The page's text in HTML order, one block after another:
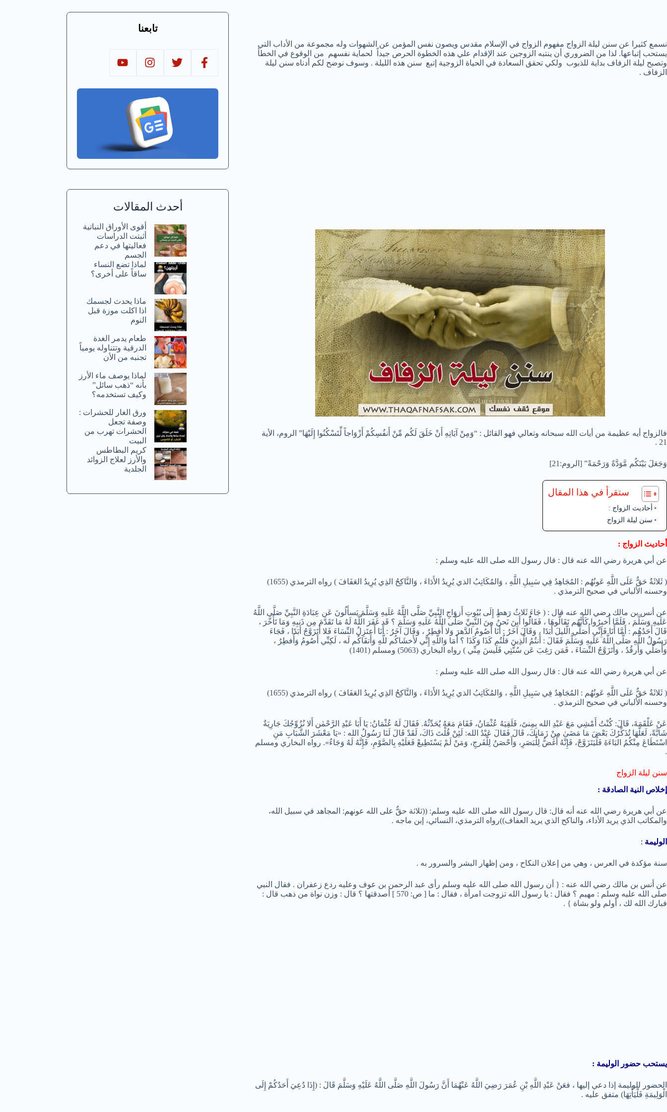
نسمع كثيرا عن سنن ليلة الزواج مفهوم الزواج في الإسلام مقدس ويصون نفس المؤمن عن الشهوات وله مجموعة من الأداب التي
يستحب إتباعها. لذا من الضروري أن ينتبه الزوجين عند الإقدام علي هذه الخطوة الحرص جيداً لحماية نفسهم من الوقوع في الخطأ
وتصبح ليلة الزفاف بداية للذبوب ولكي تحقق السعادة في الحياة الزوجية إتبع سنن هذه الليلة . وسوف نوضح لكم أدناه سنن ليلة
الزفاف .
فالزواج أيه عظيمة من أيات الله سبحانه وتعالي فهو القائل : “وَمِنْ آيَاتِهِ أَنْ خَلَقَ لَكُم مِّنْ أَنفُسِكُمْ أَزْوَاجاً لِّتَسْكُنُوا إِلَيْهَا” الروم، الأية
21 .
وَجَعَلَ بَيْنَكُم مَّوَدَّةً وَرَحْمَةً” [الروم:21]
ستقرأ في هذا المقال
أحاديث الزواج :
سنن ليلة الزواج
أحاديث الزواج :
عن أبي هريرة رضي الله عنه قال : قال رسول الله صلى الله عليه وسلم :
( ثَلاثَةٌ حَقٌّ عَلَى اللَّهِ عَونُهُم : المُجَاهِدُ فِي سَبِيلِ اللَّهِ ، وَالمُكَاتِبُ الذي يُرِيدُ الأَدَاءَ ، وَالنَّاكِحُ الذِي يُرِيدُ العَفَافَ ) رواه الترمذي (1655)
وحسنه الألباني في صحيح الترمذي .
عن أنس بن مالك رضي الله عنه قال : ( جَاءَ ثَلاثُ رَهطٍ إِلَى بُيُوتِ أَزوَاجِ النَّبِيِّ صَلَّى اللَّهُ عَلَيهِ وَسَلَّمَ يَسأَلُونَ عَن عِبَادَةِ النَّبِيِّ صَلَّى اللَّهُ
عَلَيهِ وَسَلَّمَ ، فَلَمَّا أُخبِرُوا كَأَنَّهُم تَقَالُّوهَا ، فَقَالًُوا أَينَ نَحنُ مِنَ النَّبِيِّ صَلَّى اللَّهُ عَلَيهِ وَسَلَّمَ ؟ قَد غَفَرَ اللَّهُ لَهُ مَا تَقَدَّمَ مِن ذَنبِهِ وَمَا تَأَخَّرَ ،
قَالَ أَحَدُهُم : أَمَّا أَنَا فَإِنِّي أُصَلِّي الَّليلَ أَبَدًا ، وَقَالَ آخَرُ : أَنَا أَصُومُ الدَّهرَ وَلا أُفطِرُ ، وَقَالَ آخَرُ : أَنَا أَعتَزِلُ النِّسَاءَ فَلا أَتَزَوَّجُ أَبَدًا ، فَجَاءَ
رَسُولُ اللَّهِ صَلَّى اللَّهُ عَلَيهِ وَسَلَّمَ فَقَالَ : أَنتُمُ الَّذِينَ قلُتُم كَذَا وَكَذَا ؟ أَمَا وَاللَّهِ إِنِّي لأَخشَاكُم للَّهِ وَأَتقَاكُم لَه ، لَكِنِّي أَصُومُ وَأُفطِرُ ،
وَأُصَلِّي وَأَرقُدُ ، وَأَتَزَوَّجُ النِّسَاءَ ، فَمَن رَغِبَ عَن سُنَّتِي فَلَيسَ مِنِّي ) رواه البخاري (5063) ومسلم (1401)
عن أبي هريرة رضي الله عنه قال : قال رسول الله صلى الله عليه وسلم :
( ثَلاثَةٌ حَقٌّ عَلَى اللَّهِ عَونُهُم : المُجَاهِدُ فِي سَبِيلِ اللَّهِ ، وَالمُكَاتِبُ الذي يُرِيدُ الأَدَاءَ ، وَالنَّاكِحُ الذِي يُرِيدُ العَفَافَ ) رواه الترمذي (1655)
وحسنه الألباني في صحيح الترمذي .
عَنْ عَلْقَمَةَ، قَالَ: كُنْتُ أَمْشِي مَعَ عَبْدِ الله بِمِنىً، فَلَقِيَهُ عُثْمَانُ، فَقَامَ مَعَهُ يُحَدِّثُهُ. فَقَالَ لَهُ عُثْمَانُ: يَا أَبَا عَبْدِ الرَّحْمٰن أَلا نُزُوِّجُكَ جَارِيَةٌ
شَابَّةً، لَعَلَّهَا تُذَكِّرُكَ بَعْضَ مَا مَضَىٰ مِنْ زَمَانِكَ، قَالَ فَقَالَ عَبْدُ الله: لَئِنْ قُلْتَ ذَاكَ، لَقَدْ قَالَ لَنَا رَسُولُ الله : «يَا مَعْشَرَ الشَّبَابِ مَنِ
اسْتَطَاعَ مِنْكُمُ البَاءَةَ فَلْيَتَزَوَّجْ، فَإِنَّهُ أَغَضُّ لِلْبَصَرِ، وَأَحْصَنُ لِلْفَرجِ، وَمَنْ لَمْ يَسْتَطِيعْ فَعَلَيْهِ بِالصَّوْمِ، فَإِنَّهُ لَهُ وَجَاءٌ». رواه البخاري ومسلم
.
سنن ليلة الزواج
إخلاص النية الصادقة :
عن أبي هريرة رضي الله عنه أنه قال: قال رسول الله صلى الله عليه وسلم: ((ثلاثة حقٌّ على الله عونهم: المجاهد في سبيل الله،
والمكاتب الذي يريد الأداء، والناكح الذي يريد العفاف))رواه الترمذي، النسائي، إبن ماجه .
الوليمة :
سنة مؤكدة في العرس ، وهي من إعلان النكاح ، ومن إظهار البشر والسرور به .
عن أنس بن مالك رضي الله عنه : { أن رسول الله صلى الله عليه وسلم رأى عبد الرحمن بن عوف وعليه ردع زعفران . فقال النبي
صلى الله عليه وسلم : مهيم ؟ فقال : يا رسول الله تزوجت امرأة ، فقال : ما [ ص: 570 ] أصدقتها ؟ قال : وزن نواة من ذهب قال :
فبارك الله لك ، أولم ولو بشاة } .
يستحب حضور الوليمة :
الحضور للوليمة إذا دعي إليها ، فعَنْ عَبْدِ اللَّهِ بْنِ عُمَرَ رَضِيَ اللَّهُ عَنْهُمَا أَنَّ رَسُولَ اللَّهِ صَلَّى اللَّهُ عَلَيْهِ وَسَلَّمَ قَالَ : (إِذَا دُعِيَ أَحَدُكُمْ إِلَى
الْوَلِيمَةِ فَلْيَأْتِهَا) متفق عليه .
تابعنا
أحدث المقالات
أقوى الأوراق النباتية
أثبتت الدراسات
فعاليتها في دعم
الجسم
لماذا تضع النساء
ساقاً على أخرى؟
ماذا يحدث لجسمك
اذا اكلت موزة قبل
النوم
طعام يدمر الغدة
الدرقية وتتناوله يومياً
تجنبه من الأن
لماذا يوصف ماء الأرز
بأنه “ذهب سائل”
وكيف تستخدمه؟
ورق الغار للحشرات :
وصفة تجعل
الحشرات تهرب من
البيت
كريم البطاطس
والأرز لعلاج الزوائد
الجلدية